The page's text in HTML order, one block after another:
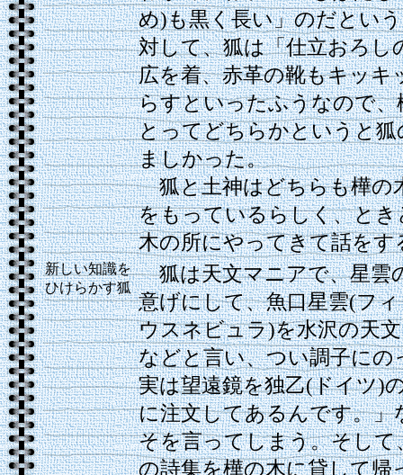
め)も黒く長い」のだとい
対して、狐は「仕立おろし
広を着、赤革の靴もキッキ
らすといったふうなので、
とってどちらかというと狐
ましかった。
狐と土神はどちらも樺の
をもっているらしく、とき
木の所にやってきて話をす
新しい知識を
ひけらかす狐
狐は天文マニアで、星雲
意げにして、魚口星雲(フ
ウスネビュラ)を水沢の天
などと言い、つい調子にの
実は望遠鏡を独乙(ドイツ)
に注文してあるんです。」
そを言ってしまう。そして
の詩集を樺の木に貸して帰